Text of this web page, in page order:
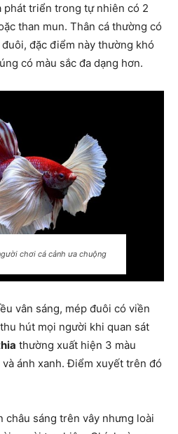
phát triển trong tự nhiên có 2
than mun. Thân cá thường có
đặc điểm này thường khó
có màu sắc đa dạng hơn.
chơi cá cảnh ưa chuộng
vân sáng, mép đuôi có viền
hút mọi người khi quan sát
thường xuất hiện 3 màu
ánh xanh. Điểm xuyết trên đó
châu sáng trên vây nhưng loài